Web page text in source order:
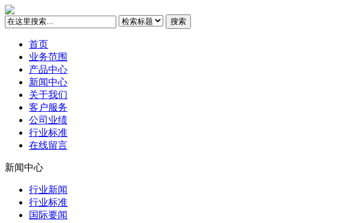
搜索
首页
业务范围
产品中心
新闻中心
关于我们
客户服务
公司业绩
行业标准
在线留言
新闻中心
行业新闻
行业标准
国际要闻